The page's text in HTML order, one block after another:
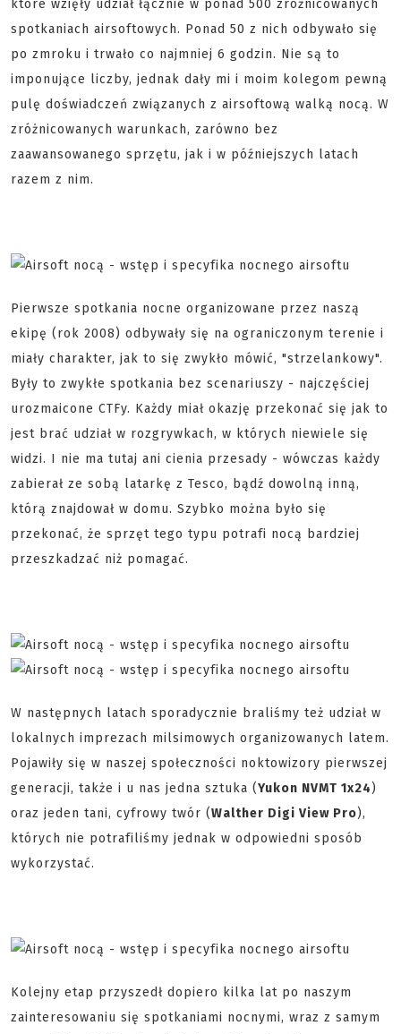
które wzięły udział łącznie w ponad 500 zróżnicowanych
spotkaniach airsoftowych. Ponad 50 z nich odbywało się
po zmroku i trwało co najmniej 6 godzin. Nie są to
imponujące liczby, jednak dały mi i moim kolegom pewną
pulę doświadczeń związanych z airsoftową walką nocą. W
zróżnicowanych warunkach, zarówno bez
zaawansowanego sprzętu, jak i w późniejszych latach
razem z nim.
Pierwsze spotkania nocne organizowane przez naszą
ekipę (rok 2008) odbywały się na ograniczonym terenie i
miały charakter, jak to się zwykło mówić, "strzelankowy".
Były to zwykłe spotkania bez scenariuszy - najczęściej
urozmaicone CTFy. Każdy miał okazję przekonać się jak to
jest brać udział w rozgrywkach, w których niewiele się
widzi. I nie ma tutaj ani cienia przesady - wówczas każdy
zabierał ze sobą latarkę z Tesco, bądź dowolną inną,
którą znajdował w domu. Szybko można było się
przekonać, że sprzęt tego typu potrafi nocą bardziej
przeszkadzać niż pomagać.
W następnych latach sporadycznie braliśmy też udział w
lokalnych imprezach milsimowych organizowanych latem.
Pojawiły się w naszej społeczności noktowizory pierwszej
generacji, także i u nas jedna sztuka (Yukon NVMT 1x24)
oraz jeden tani, cyfrowy twór (Walther Digi View Pro),
których nie potrafiliśmy jednak w odpowiedni sposób
wykorzystać.
Kolejny etap przyszedł dopiero kilka lat po naszym
zainteresowaniu się spotkaniami nocnymi, wraz z samym